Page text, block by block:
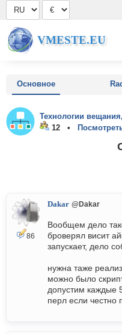
VMESTE.EU
Основное
Технологии
12 •
86
Dakar @Dakar
Вообщем дело
броверял висит
запускает, дело
нужна таже
можно было
допустим каждые
перл если честно